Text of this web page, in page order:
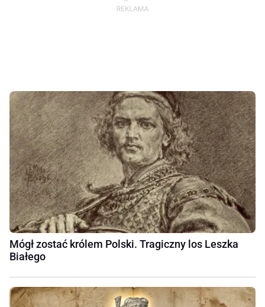
Mógł zostać królem Polski. Tragiczny los Leszka
Białego